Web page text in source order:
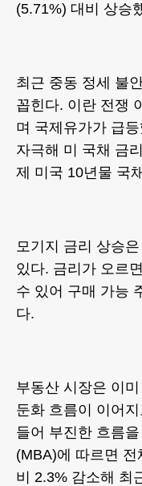
(5.71%) 대비 상승
최근 중동 정세 불
꼽힌다. 이란 전쟁
며 국제유가가 급
자극해 미 국채 금
제 미국 10년물 국
모기지 금리 상승
있다. 금리가 오르
수 있어 구매 가능
다.
부동산 시장은 이
둔화 흐름이 이어
들어 부진한 흐름
(MBA)에 따르면 전
비 2.3% 감소해 최